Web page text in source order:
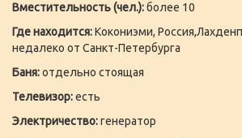
Вместительность (чел.):более 10
Где находится:Кокониэми,
недалеко от Санкт-Петербурга
Баня:отдельно стоящая
Телевизор:есть
Электричество:генератор